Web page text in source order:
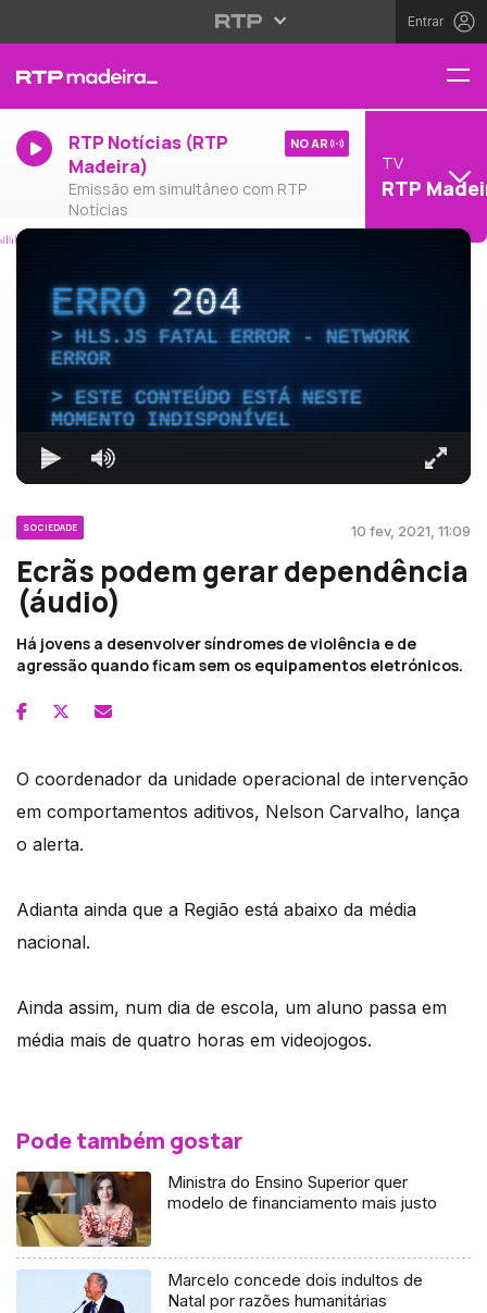
Entrar
RTP Notícias (RTP
Madeira)
Emissão em simultâneo com RTP
Notícias
NO AR
TV
RTP
ERRO204
HLS.JS FATAL ERROR - NETWORK
ERROR
ESTE CONTEÚDO ESTÁ NESTE
MOMENTO INDISPONÍVEL
SOCIEDADE 10 fev, 2021, 11:09
Ecrãs podem gerar dependência
(áudio)
Há jovens a desenvolver síndromes de violência e de
agressão quando ficam sem os equipamentos eletrónicos.
O coordenador da unidade operacional de intervenção
em comportamentos aditivos, Nelson Carvalho, lança
o alerta.
Adianta ainda que a Região está abaixo da média
nacional.
Ainda assim, num dia de escola, um aluno passa em
média mais de quatro horas em videojogos.
Pode também gostar
Ministra do Ensino Superior quer
modelo de financiamento mais justo
Marcelo concede dois indultos de
Natal por razões humanitárias